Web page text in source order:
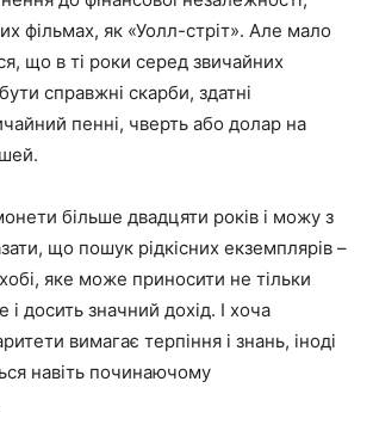
фільмах, як «Уолл-стріт». Але мало
що в ті роки серед звичайних
справжні скарби, здатні
пенні, чверть або долар на
більше двадцяти років і можу з
що пошук рідкісних екземплярів –
яке може приносити не тільки
і досить значний дохід. І хоча
вимагає терпіння і знань, іноді
навіть починаючому